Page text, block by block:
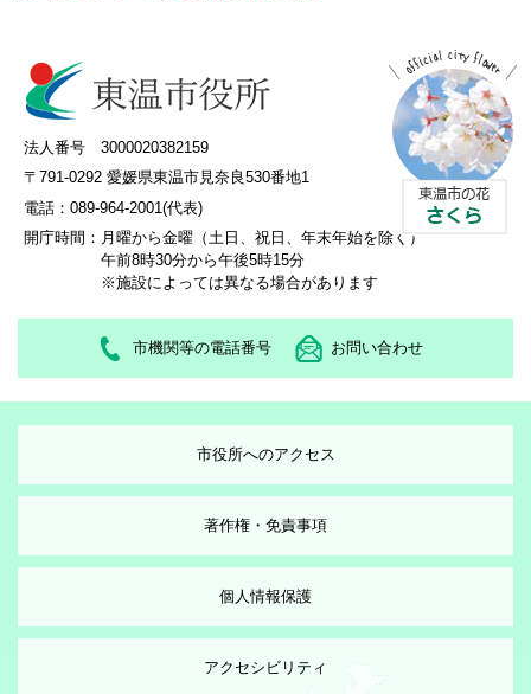
法人番号 3000020382159
〒791-0292 愛媛県東温市見奈良530番地1
電話：089-964-2001(代表)
開庁時間： 月曜から金曜（土日、祝日、年末年始を除く）
午前8時30分から午後5時15分
※施設によっては異なる場合があります
市機関等の電話番号 お問い合わせ
市役所へのアクセス
著作権・免責事項
個人情報保護
アクセシビリティ